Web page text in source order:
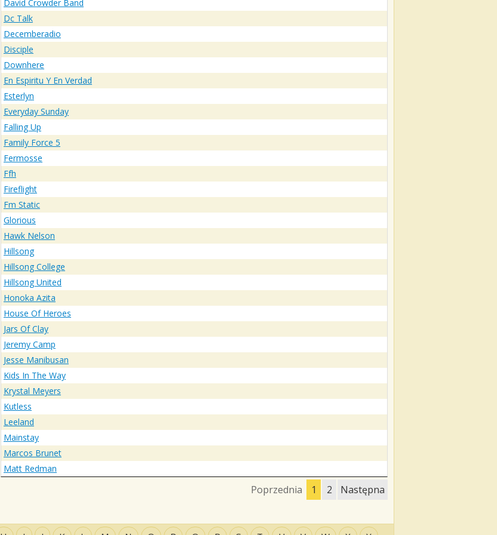
David Crowder Band
Dc Talk
Decemberadio
Disciple
Downhere
En Espiritu Y En Verdad
Esterlyn
Everyday Sunday
Falling Up
Family Force 5
Fermosse
Ffh
Fireflight
Fm Static
Glorious
Hawk Nelson
Hillsong
Hillsong College
Hillsong United
Honoka Azita
House Of Heroes
Jars Of Clay
Jeremy Camp
Jesse Manibusan
Kids In The Way
Krystal Meyers
Kutless
Leeland
Mainstay
Marcos Brunet
Matt Redman
Poprzednia 1 2 Następna